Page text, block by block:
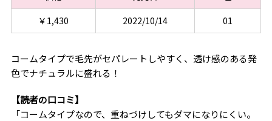
￥1,430
2022/10/14 01
コームタイプで毛先がセパレートしやすく、透け感のある発
色でナチュラルに盛れる！
【読者の口コミ】
「コームタイプなので、重ねづけしてもダマになりにくい。